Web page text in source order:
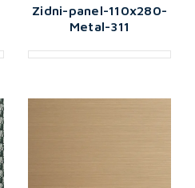
Zidni-panel-110x280-
Metal-311